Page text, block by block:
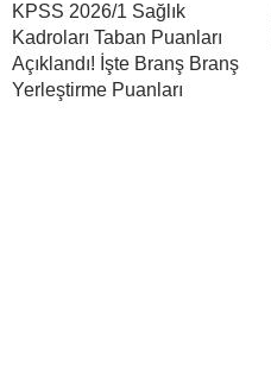
KPSS 2026/1 Sağlık
Kadroları Taban Puanları
Açıklandı! İşte Branş Branş
Yerleştirme Puanları